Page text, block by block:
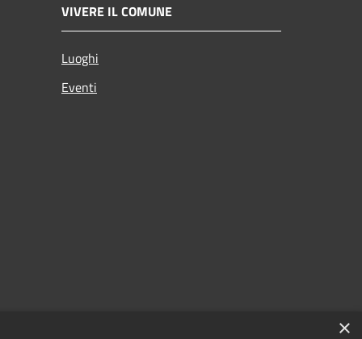
VIVERE IL COMUNE
Luoghi
Eventi
×